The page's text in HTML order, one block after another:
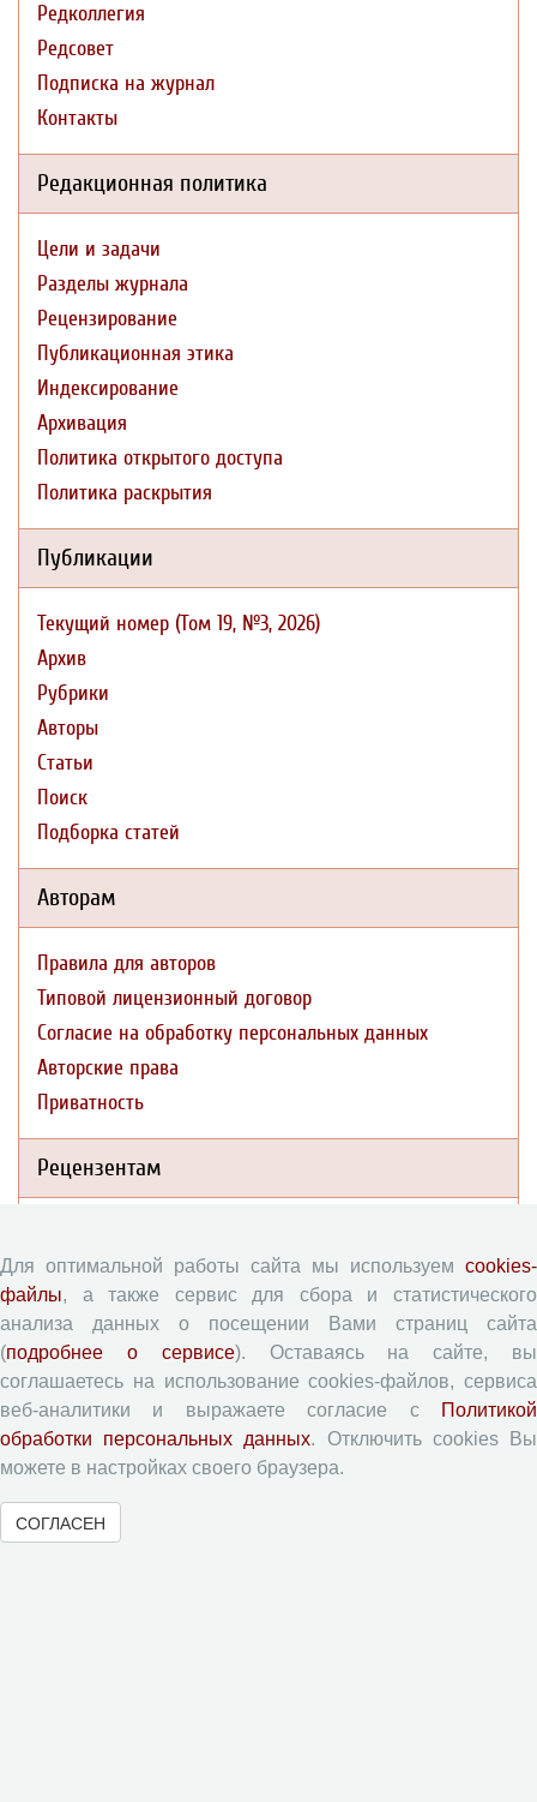
Редколлегия
Редсовет
Подписка на журнал
Контакты
Редакционная политика
Цели и задачи
Разделы журнала
Рецензирование
Публикационная этика
Индексирование
Архивация
Политика открытого доступа
Политика раскрытия
Публикации
Текущий номер (Том 19, №3, 2026)
Архив
Рубрики
Авторы
Статьи
Поиск
Подборка статей
Авторам
Правила для авторов
Типовой лицензионный договор
Согласие на обработку персональных данных
Авторские права
Приватность
Рецензентам
Форма рецензии
Журналы ВолНЦ РАН
Экономические и социальные перемены
Проблемы развития территории
Социальное пространство
Для оптимальной работы сайта мы используем cookies-
файлы, а также сервис для сбора и статистического
анализа данных о посещении Вами страниц сайта
(подробнее о сервисе). Оставаясь на сайте, вы
соглашаетесь на использование cookies-файлов, сервиса
веб-аналитики и выражаете согласие с
Политикой
обработки персональных данных. Отключить cookies Вы
можете в настройках своего браузера.
СОГЛАСЕН